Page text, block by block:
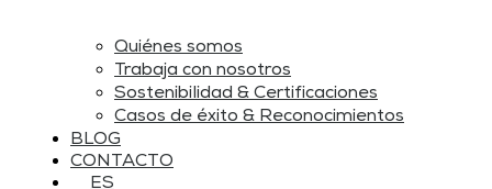
Quiénes somos
Trabaja con nosotros
Sostenibilidad & Certificaciones
Casos de éxito & Reconocimientos
BLOG
CONTACTO
ES